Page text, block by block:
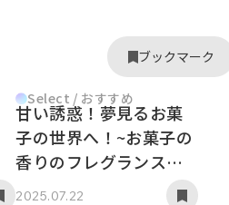
ブックマーク
Select / おすすめ
甘い誘惑！夢見るお菓
子の世界へ！~お菓子の
香りのフレグランス特
集４選~
2025.07.22